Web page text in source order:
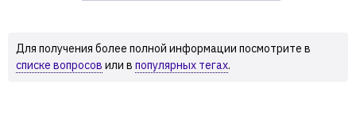
Для получения более полной информации посмотрите в
списке вопросов или в популярных тегах.